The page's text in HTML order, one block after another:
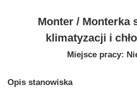
Monter / Monterka
klimatyzacji i
Miejsce pracy:
Opis stanowiska